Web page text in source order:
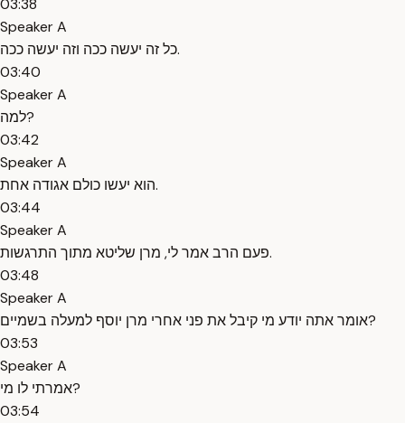
03:38
Speaker A
כל זה יעשה ככה וזה יעשה ככה.
03:40
Speaker A
למה?
03:42
Speaker A
הוא יעשו כולם אגודה אחת.
03:44
Speaker A
פעם הרב אמר לי, מרן שליטא מתוך התרגשות.
03:48
Speaker A
אומר אתה יודע מי קיבל את פני אחרי מרן יוסף למעלה בשמיים?
03:53
Speaker A
אמרתי לו מי?
03:54